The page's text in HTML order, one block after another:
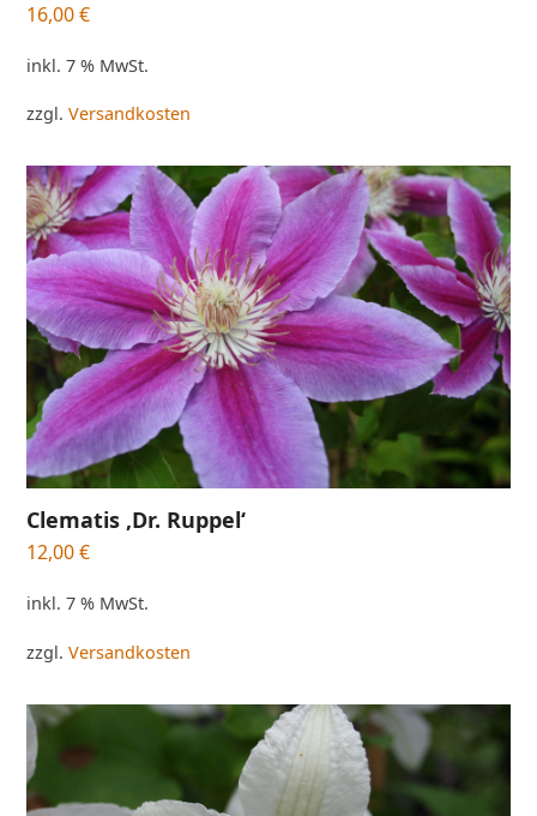
16,00€
inkl. 7 % MwSt.
zzgl.Versandkosten
Clematis ‚Dr. Ruppel‘
12,00€
inkl. 7 % MwSt.
zzgl.Versandkosten